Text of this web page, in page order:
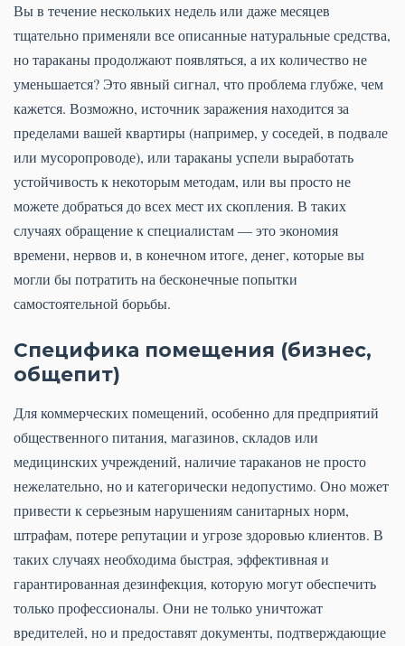
Вы в течение нескольких недель или даже месяцев
тщательно применяли все описанные натуральные средства,
но тараканы продолжают появляться, а их количество не
уменьшается? Это явный сигнал, что проблема глубже, чем
кажется. Возможно, источник заражения находится за
пределами вашей квартиры (например, у соседей, в подвале
или мусоропроводе), или тараканы успели выработать
устойчивость к некоторым методам, или вы просто не
можете добраться до всех мест их скопления. В таких
случаях обращение к специалистам — это экономия
времени, нервов и, в конечном итоге, денег, которые вы
могли бы потратить на бесконечные попытки
самостоятельной борьбы.
Специфика помещения (бизнес,
общепит)
Для коммерческих помещений, особенно для предприятий
общественного питания, магазинов, складов или
медицинских учреждений, наличие тараканов не просто
нежелательно, но и категорически недопустимо. Оно может
привести к серьезным нарушениям санитарных норм,
штрафам, потере репутации и угрозе здоровью клиентов. В
таких случаях необходима быстрая, эффективная и
гарантированная дезинфекция, которую могут обеспечить
только профессионалы. Они не только уничтожат
вредителей, но и предоставят документы, подтверждающие